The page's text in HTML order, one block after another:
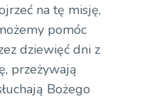
na tę misję,
pomóc
dziewięć dni z
przeżywają
Bożego